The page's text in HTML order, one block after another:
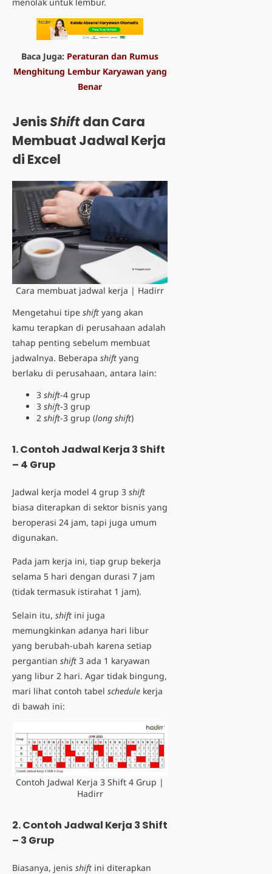
Baca Juga: Peraturan dan Rumus
Menghitung Lembur Karyawan yang
Benar
JenisShiftdan Cara
Membuat Jadwal Kerja
di Excel
Cara membuat jadwal kerja | Hadirr
Mengetahui tipe shift yang akan
kamu terapkan di perusahaan adalah
tahap penting sebelum membuat
jadwalnya. Beberapa shift yang
berlaku di perusahaan, antara lain:
3 shift-4 grup
3 shift-3 grup
2 shift-3 grup (long shift)
1. Contoh Jadwal Kerja 3 Shift
– 4 Grup
Jadwal kerja model 4 grup 3 shift
biasa diterapkan di sektor bisnis yang
beroperasi 24 jam, tapi juga umum
digunakan.
Pada jam kerja ini, tiap grup bekerja
selama 5 hari dengan durasi 7 jam
(tidak termasuk istirahat 1 jam).
Selain itu, shift ini juga
memungkinkan adanya hari libur
yang berubah-ubah karena setiap
pergantian shift 3 ada 1 karyawan
yang libur 2 hari. Agar tidak bingung,
mari lihat contoh tabel schedule kerja
di bawah ini:
Contoh Jadwal Kerja 3 Shift 4 Grup |
Hadirr
2. Contoh Jadwal Kerja 3 Shift
– 3 Grup
Biasanya, jenis shift ini diterapkan